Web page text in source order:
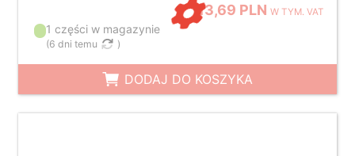
13,69 PLNW TYM. VAT
1 części w magazynie
(6 dni temu )
DODAJ DO KOSZYKA